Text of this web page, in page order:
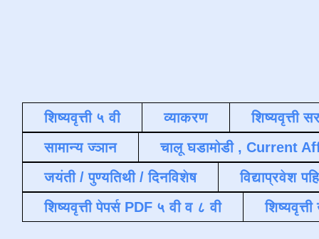
शिष्यवृत्ती ५ वी व्याकरण
शिष्यवृत्ती
सामान्य ज्ञान
चालू घडामोडी , Current
जयंती / पुण्यतिथी / दिनविशेष
विद्याप्रवेश
शिष्यवृत्ती पेपर्स PDF ५ वी व ८ वी